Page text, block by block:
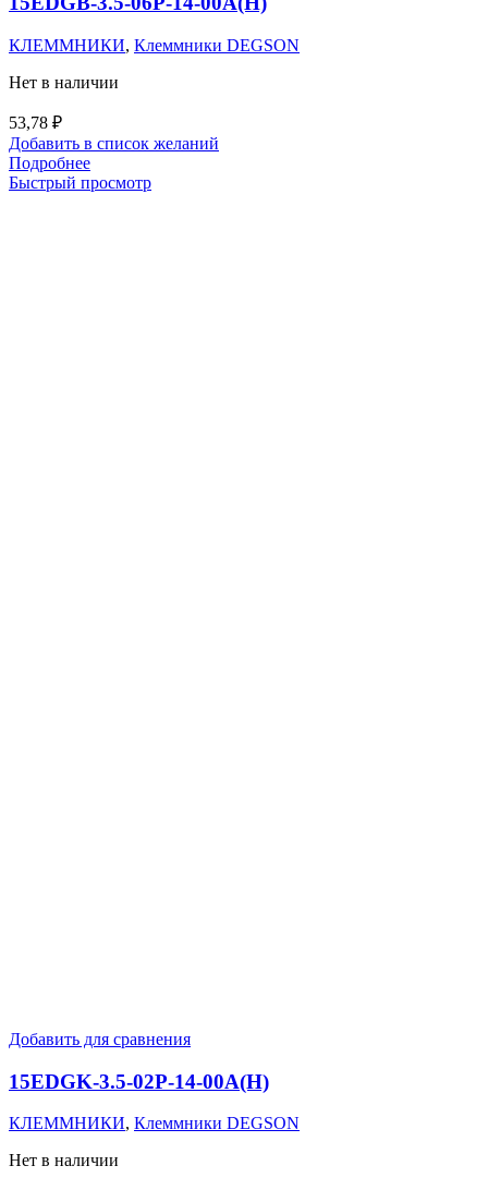
КЛЕММНИКИ, Клеммники DEGSON
Нет в наличии
53,78 ₽
Добавить в список желаний
Подробнее
Быстрый просмотр
Добавить для сравнения
15EDGK-3.5-02P-14-00A(H)
КЛЕММНИКИ, Клеммники DEGSON
Нет в наличии